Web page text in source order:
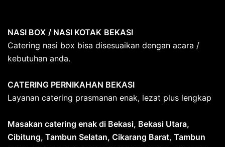
NASI BOX / NASI KOTAK BEKASI
Catering nasi box bisa disesuaikan dengan acara /
kebutuhan anda.
CATERING PERNIKAHAN BEKASI
Layanan catering prasmanan enak, lezat plus lengkap
Masakan catering enak di Bekasi, Bekasi Utara,
Cibitung, Tambun Selatan, Cikarang Barat, Tambun